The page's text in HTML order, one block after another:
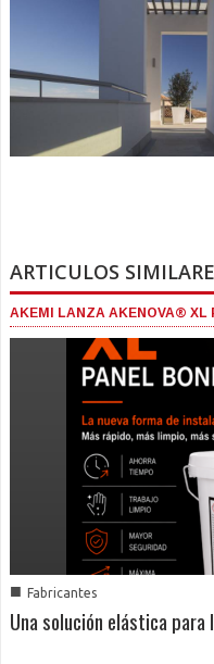
ARTICULOS
AKEMI LANZA AKENOVA® XL
■ Fabricantes
Una solución elástica